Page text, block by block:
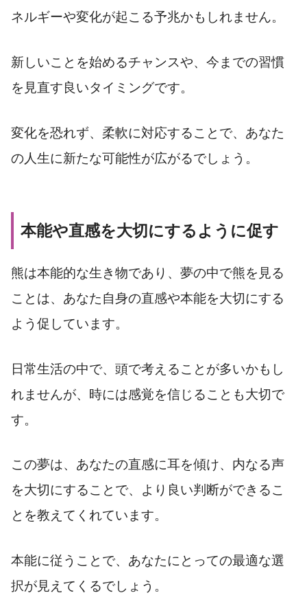
ネルギーや変化が起こる予兆かもしれません。
新しいことを始めるチャンスや、今までの習慣
を見直す良いタイミングです。
変化を恐れず、柔軟に対応することで、あなた
の人生に新たな可能性が広がるでしょう。
本能や直感を大切にするように促す
熊は本能的な生き物であり、夢の中で熊を見る
ことは、あなた自身の直感や本能を大切にする
よう促しています。
日常生活の中で、頭で考えることが多いかもし
れませんが、時には感覚を信じることも大切で
す。
この夢は、あなたの直感に耳を傾け、内なる声
を大切にすることで、より良い判断ができるこ
とを教えてくれています。
本能に従うことで、あなたにとっての最適な選
択が見えてくるでしょう。